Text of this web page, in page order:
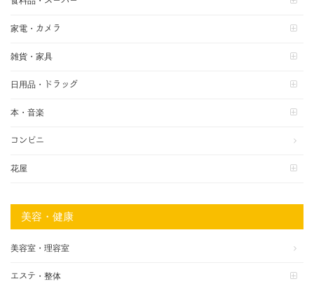
家電・カメラ
雑貨・家具
日用品・ドラッグ
本・音楽
コンビニ
花屋
美容・健康
美容室・理容室
エステ・整体